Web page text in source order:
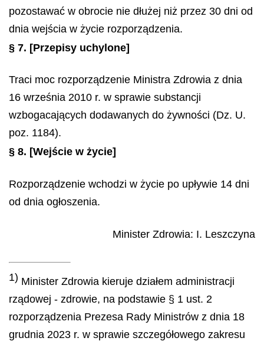
pozostawać w obrocie nie dłużej niż przez 30 dni od
dnia wejścia w życie rozporządzenia.
§ 7. [Przepisy uchylone]
Traci moc rozporządzenie Ministra Zdrowia z dnia
16 września 2010 r. w sprawie substancji
wzbogacających dodawanych do żywności (Dz. U.
poz. 1184).
§ 8. [Wejście w życie]
Rozporządzenie wchodzi w życie po upływie 14 dni
od dnia ogłoszenia.
Minister Zdrowia: I. Leszczyna
1) Minister Zdrowia kieruje działem administracji
rządowej - zdrowie, na podstawie § 1 ust. 2
rozporządzenia Prezesa Rady Ministrów z dnia 18
grudnia 2023 r. w sprawie szczegółowego zakresu